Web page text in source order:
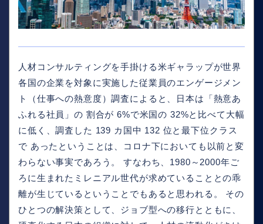
人材コンサルティングを手掛ける米ギャラップが世界
各国の企業を対象に実施した従業員のエンゲージメン
ト（仕事への熱意度）調査によると、日本は「熱意あ
ふれる社員」の 割合が 6%で米国の 32%と比べて大幅
に低く、調査した 139 カ国中 132 位と最下位クラス
で あったということは、コロナ下においても以前と変
わらない事実であろう。 すなわち、1980～2000年ご
ろに生まれたミレニアル世代が求めていることとの乖
離が生じているということでもあると思われる。 その
ひとつの解決策として、ジョブ型への移行とともに、